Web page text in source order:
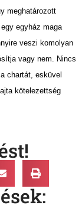
meghatározott
egyház maga
veszi komolyan
vagy nem. Nincs
chartát, esküvel
kötelezettség